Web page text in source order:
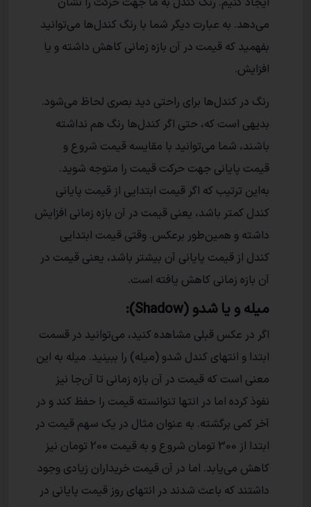
می‌دهد. به عبارت دیگر شما با رنگ کندل‌ها می‌توانید
بفهمید که قیمت در آن بازه زمانی کاهش داشته و یا
افزایش.
رنگ در کندل‌ها برای راحتی دید بصری لحاظ می‌شود.
بدیهی است که، حتی اگر کندل‌ها رنگ هم نداشته
باشند، شما می‌توانید با مقایسه قیمت شروع و
قیمت پایانی جهت حرکت قیمت را متوجه شوید.
به‌این ترتیب که اگر قیمت ابتدایی از قیمت پایانی
کندل کمتر باشد، یعنی قیمت در آن بازه زمانی افزایش
داشته و همین‌طور برعکس. وقتی قیمت ابتدایی
کندل از قیمت پایانی آن بیشتر باشد، یعنی قیمت در
آن بازه زمانی کاهش یافته است.
میله و یا شدو (Shadow):
اگر در عکس قبلی مشاهده کنید، می‌توانید در قسمت
ابتدا و انتهای کندل شدو (میله) را ببینید. میله به این
معنی است که قیمت در آن بازه زمانی تا آن‌جا نیز
نفوذ کرده اما در انتها تنوانسته قیمت را حفظ کند و در
آخر کمی برگشته. به عنوان مثال در یک سهم قیمت در
ابتدا از 300 تومان شروع و به قیمت 200 تومان نیز
کاهش می‌یابد. اما در آن قیمت خریداران زیادی وجود
داشتند که باعث شدند در انتهای روز قیمت پایانی در